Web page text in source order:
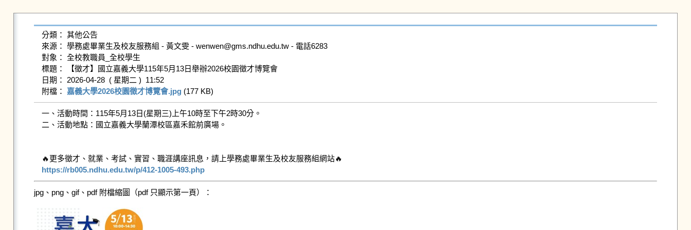
分類： 其他公告
來源： 學務處畢業生及校友服務組 - 黃文雯 - wenwen@gms.ndhu.edu.tw - 電話6283
對象： 全校教職員_全校學生
標題： 【徵才】國立嘉義大學115年5月13日舉辦2026校園徵才博覽會
日期： 2026-04-28  ( 星期二 )  11:52
附檔： 嘉義大學2026校園徵才博覽會.jpg (177 KB)
一、活動時間：115年5月13日(星期三)上午10時至下午2時30分。
二、活動地點：國立嘉義大學蘭潭校區嘉禾館前廣場。
https://rb005.ndhu.edu.tw/p/412-1005-493.php
jpg、png、gif、pdf 附檔縮圖（pdf 只顯示第一頁）：